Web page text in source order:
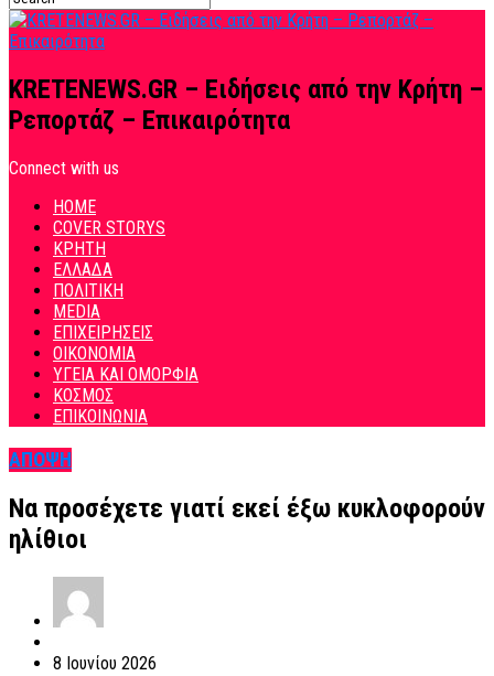
KRETENEWS.GR – Ειδήσεις από την Κρήτη –
Ρεπορτάζ – Επικαιρότητα
Connect with us
HOME
COVER STORYS
ΚΡΗΤΗ
ΕΛΛΑΔΑ
ΠΟΛΙΤΙΚΗ
MEDIA
ΕΠΙΧΕΙΡΗΣΕΙΣ
ΟΙΚΟΝΟΜΙΑ
ΥΓΕΙΑ ΚΑΙ ΟΜΟΡΦΙΑ
ΚΟΣΜΟΣ
ΕΠΙΚΟΙΝΩΝΙΑ
ΑΠΟΨΗ
Να προσέχετε γιατί εκεί έξω κυκλοφορούν
ηλίθιοι
8 Ιουνίου 2026